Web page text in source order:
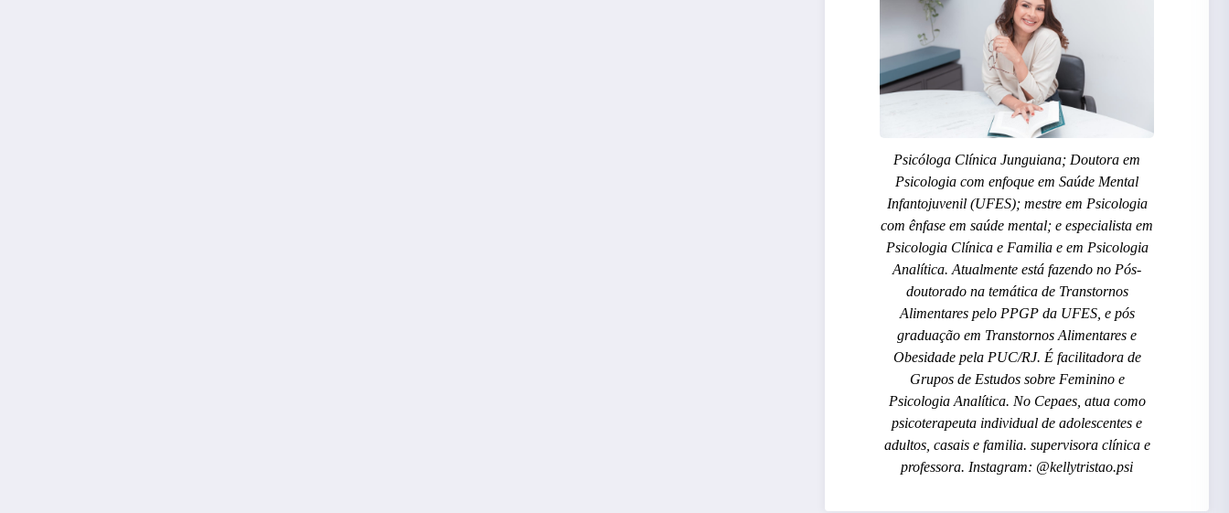
Psicóloga Clínica Junguiana; Doutora em
Psicologia com enfoque em Saúde Mental
Infantojuvenil (UFES); mestre em Psicologia
com ênfase em saúde mental; e especialista em
Psicologia Clínica e Familia e em Psicologia
Analítica. Atualmente está fazendo no Pós-
doutorado na temática de Transtornos
Alimentares pelo PPGP da UFES, e pós
graduação em Transtornos Alimentares e
Obesidade pela PUC/RJ. É facilitadora de
Grupos de Estudos sobre Feminino e
Psicologia Analítica. No Cepaes, atua como
psicoterapeuta individual de adolescentes e
adultos, casais e familia. supervisora clínica e
professora. Instagram: @kellytristao.psi